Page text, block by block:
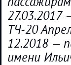
27.03.2017
ТЧ-20
12.2018 —
имени